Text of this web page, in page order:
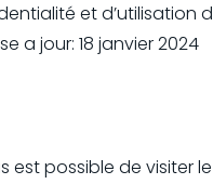
et d’utilisation
a jour: 18 janvier 2024
est possible de